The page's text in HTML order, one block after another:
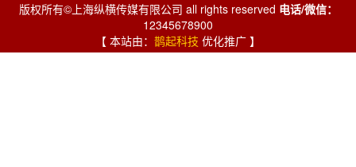
版权所有©上海纵横传媒有限公司 all rights reserved 电话/微信：
12345678900
【 本站由： 鹊起科技 优化推广 】